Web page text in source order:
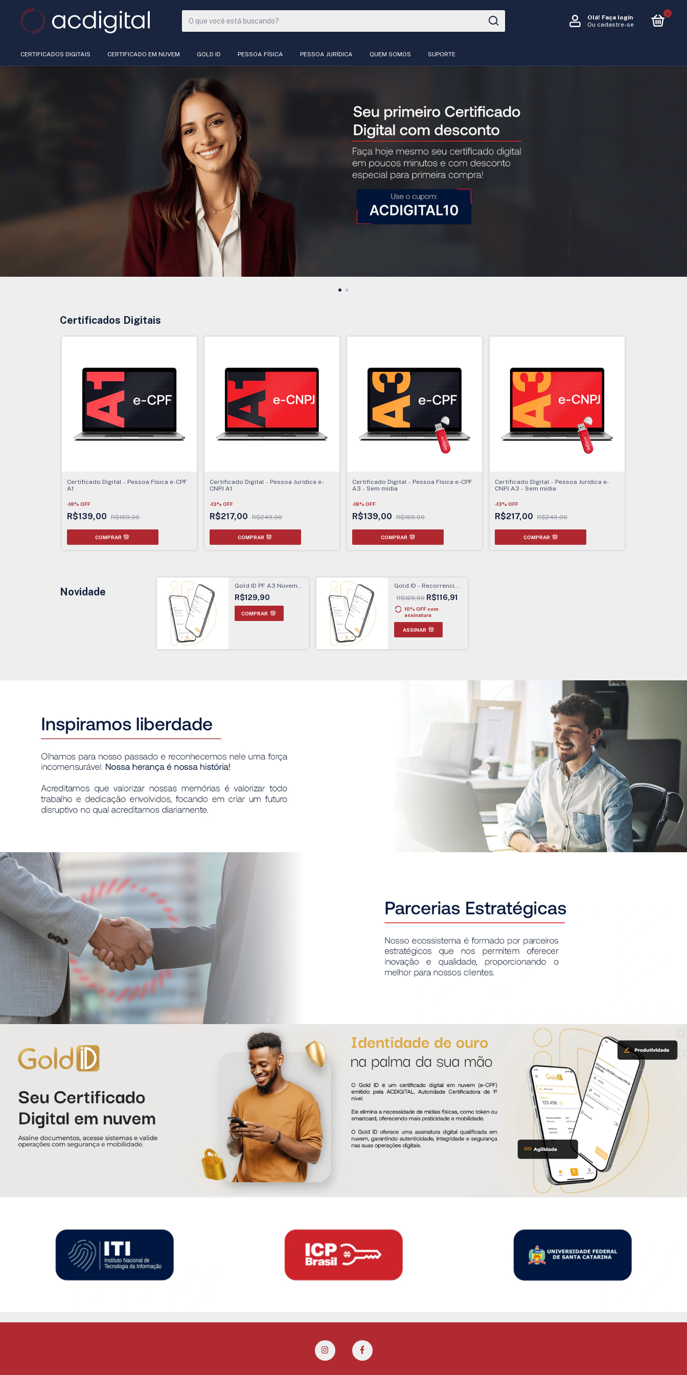
Olá! Faça login
Ou cadastre-se
0
CERTIFICADOS DIGITAIS CERTIFICADO EM NUVEM GOLD ID PESSOA FÍSICA PESSOA JURÍDICA QUEM SOMOS SUPORTE
Certificados Digitais
Certificado Digital - Pessoa Física e-CPF
A1
-18% OFF
R$139,00 R$169,00
Certificado Digital - Pessoa Jurídica e-
CNPJ A1
-13% OFF
R$217,00 R$249,00
Certificado Digital - Pessoa Física e-CPF
A3 - Sem mídia
-18% OFF
R$139,00 R$169,00
COMPRAR
Certificado Digital - Pessoa Jurídica e-
CNPJ A3 - Sem mídia
-13% OFF
R$217,00 R$249,00
COMPRAR
Novidade
Gold ID PF A3 Nuvem -
1 ANO
R$129,90
Gold ID - Recorrencia
R$129,90 R$116,91
10% OFFcom
assinatura
ASSINAR